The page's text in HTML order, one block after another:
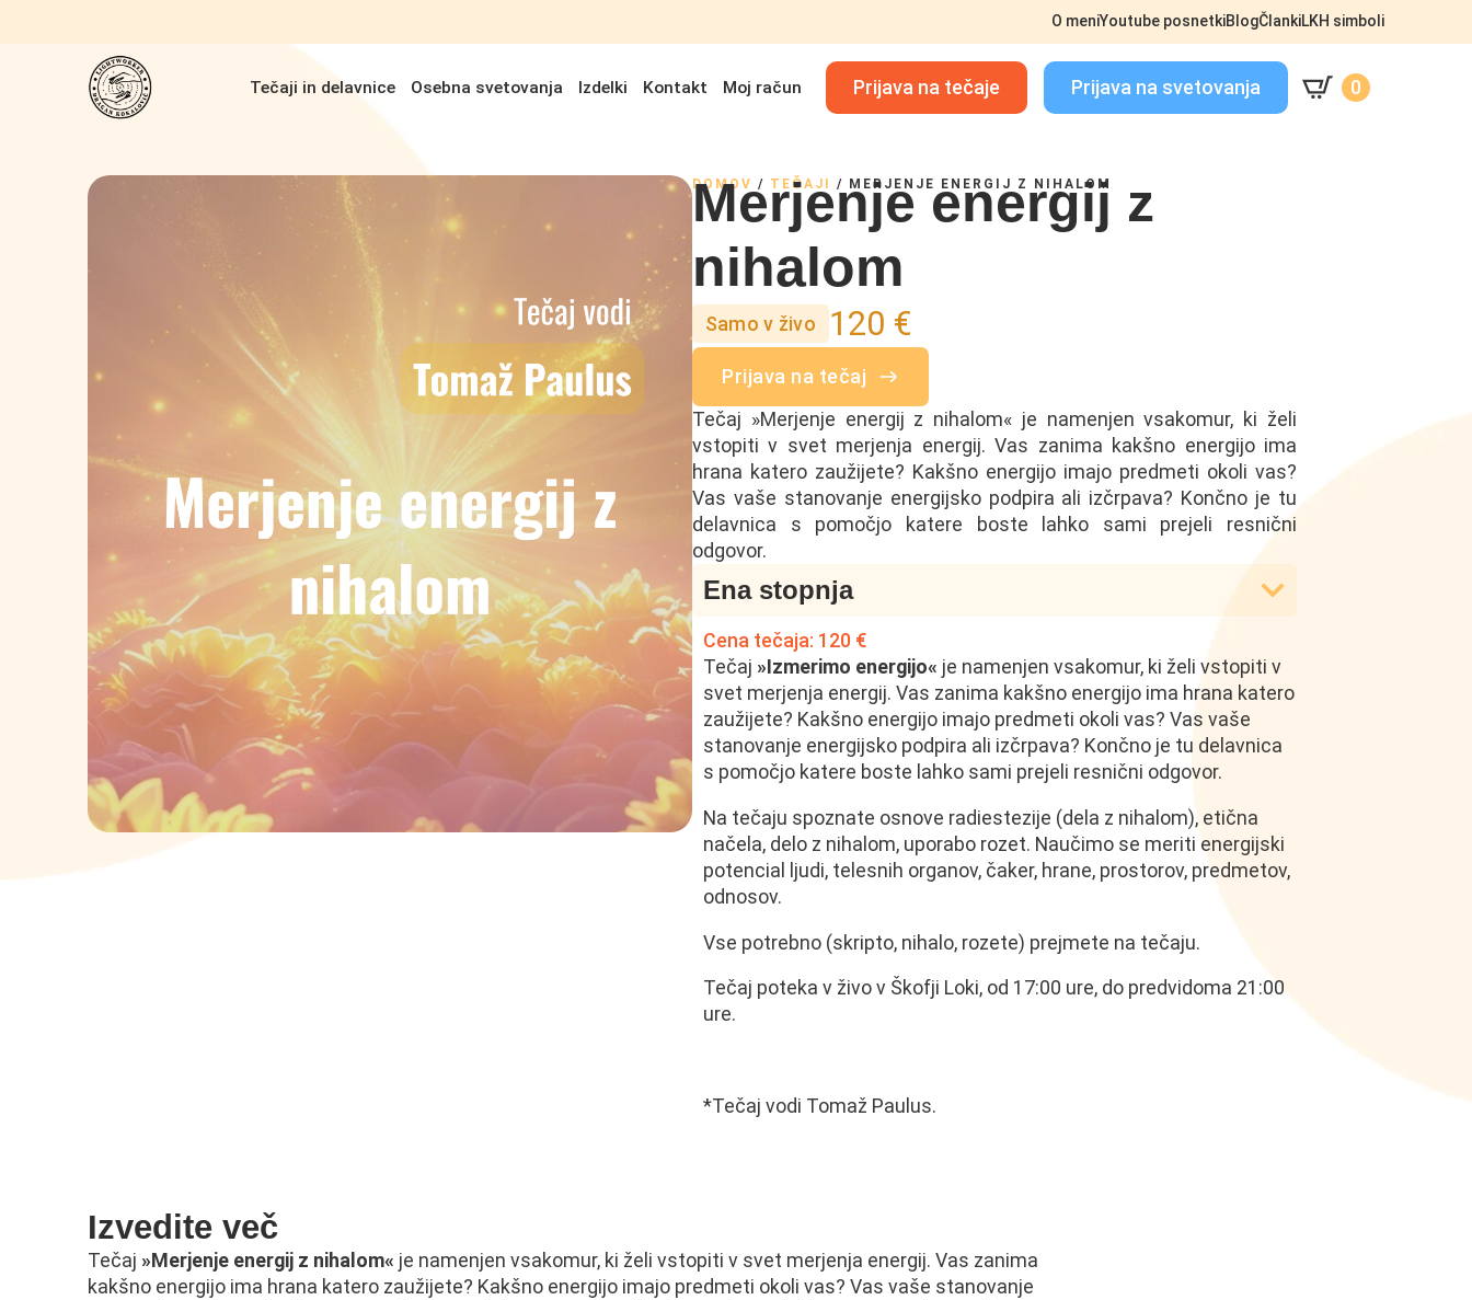
O meniYoutube posnetkiBlogČlankiLKH simboli
Tečaji in delavnice Osebna svetovanja Izdelki Kontakt Moj račun Prijava na tečaje Prijava na svetovanja 0
DOMOV / TEČAJI / MERJENJE ENERGIJ Z NIHALOM
Merjenje energij z
nihalom
Samo v živo 120 €
Prijava na tečaj
Tečaj »Merjenje energij z nihalom« je namenjen vsakomur, ki želi
vstopiti v svet merjenja energij. Vas zanima kakšno energijo ima
hrana katero zaužijete? Kakšno energijo imajo predmeti okoli vas?
Vas vaše stanovanje energijsko podpira ali izčrpava? Končno je tu
delavnica s pomočjo katere boste lahko sami prejeli resnični
odgovor.
Ena stopnja
Cena tečaja: 120 €
Tečaj »Izmerimo energijo« je namenjen vsakomur, ki želi vstopiti v
svet merjenja energij. Vas zanima kakšno energijo ima hrana katero
zaužijete? Kakšno energijo imajo predmeti okoli vas? Vas vaše
stanovanje energijsko podpira ali izčrpava? Končno je tu delavnica
s pomočjo katere boste lahko sami prejeli resnični odgovor.
Na tečaju spoznate osnove radiestezije (dela z nihalom), etična
načela, delo z nihalom, uporabo rozet. Naučimo se meriti energijski
potencial ljudi, telesnih organov, čaker, hrane, prostorov, predmetov,
odnosov.
Vse potrebno (skripto, nihalo, rozete) prejmete na tečaju.
Tečaj poteka v živo v Škofji Loki, od 17:00 ure, do predvidoma 21:00
ure.
*Tečaj vodi Tomaž Paulus.
Izvedite več
Tečaj »Merjenje energij z nihalom« je namenjen vsakomur, ki želi vstopiti v svet merjenja energij. Vas zanima
kakšno energijo ima hrana katero zaužijete? Kakšno energijo imajo predmeti okoli vas? Vas vaše stanovanje